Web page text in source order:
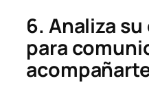
6. Analiza
para